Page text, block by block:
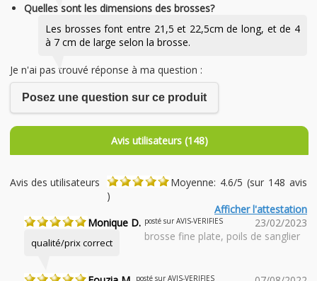
Quelles sont les dimensions des brosses?
Les brosses font entre 21,5 et 22,5cm de long, et de 4
à 7 cm de large selon la brosse.
Je n'ai pas trouvé réponse à ma question :
Posez une question sur ce produit
Avis utilisateurs (148)
Avis des utilisateurs
Moyenne: 4.6/5 (sur 148 avis
)
Afficher l'attestation
Monique D. posté sur AVIS-VERIFIES
23/02/2023
brosse fine plate, poils de sanglier
qualité/prix correct
posté sur AVIS-VERIFIES